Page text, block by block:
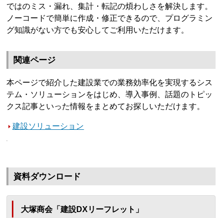
ではのミス・漏れ、集計・転記の煩わしさを解決します。
ノーコードで簡単に作成・修正できるので、プログラミン
グ知識がない方でも安心してご利用いただけます。
関連ページ
本ページで紹介した建設業での業務効率化を実現するシス
テム・ソリューションをはじめ、導入事例、話題のトピッ
クス記事といった情報をまとめてお探しいただけます。
建設ソリューション
資料ダウンロード
大塚商会「建設DXリーフレット」